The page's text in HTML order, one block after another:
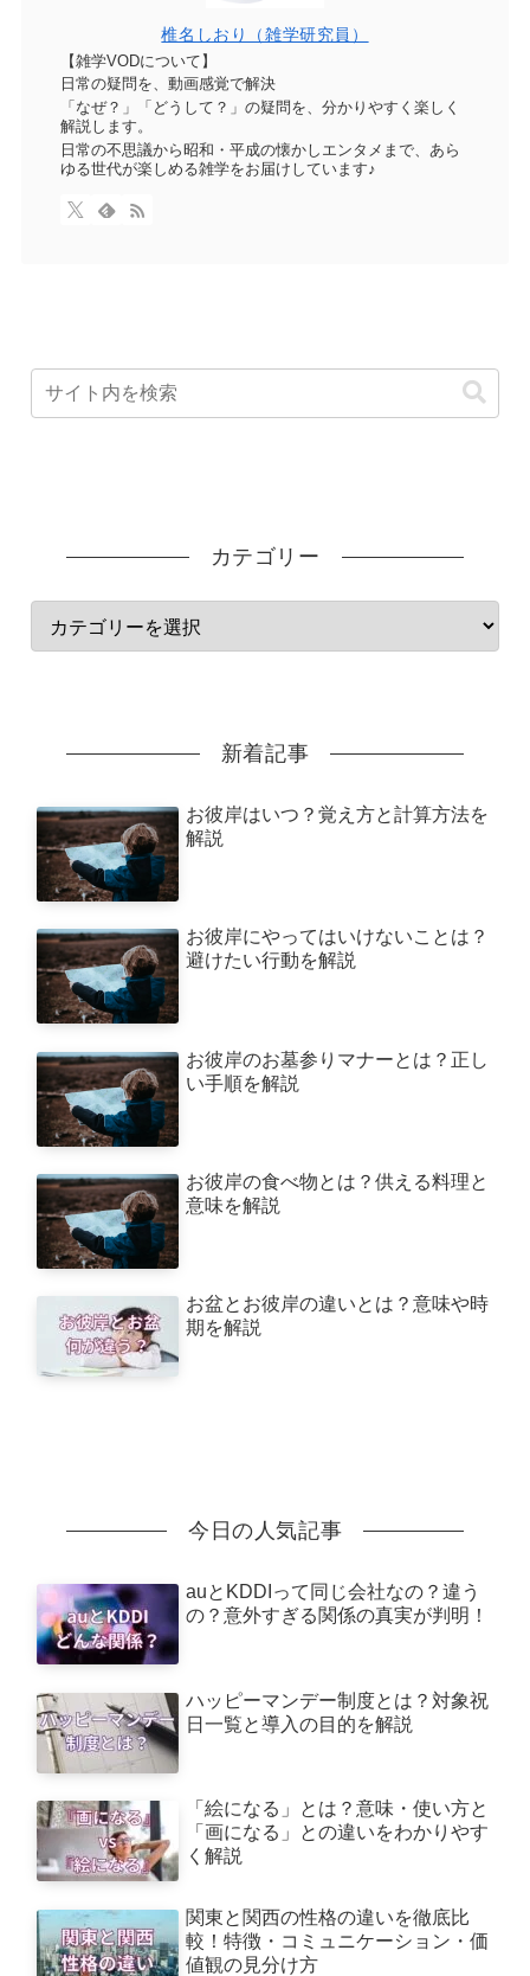
椎名しおり（雑学研究員）
【雑学VODについて】
日常の疑問を、動画感覚で解決
「なぜ？」「どうして？」の疑問を、分かりやすく楽しく
解説します。
日常の不思議から昭和・平成の懐かしエンタメまで、あら
ゆる世代が楽しめる雑学をお届けしています♪
カテゴリー
新着記事
お彼岸はいつ？覚え方と計算方法を
解説
お彼岸にやってはいけないことは？
避けたい行動を解説
お彼岸のお墓参りマナーとは？正し
い手順を解説
お彼岸の食べ物とは？供える料理と
意味を解説
お盆とお彼岸の違いとは？意味や時
期を解説
今日の人気記事
auとKDDIって同じ会社なの？違う
の？意外すぎる関係の真実が判明！
ハッピーマンデー制度とは？対象祝
日一覧と導入の目的を解説
「絵になる」とは？意味・使い方と
「画になる」との違いをわかりやす
く解説
関東と関西の性格の違いを徹底比
較！特徴・コミュニケーション・価
値観の見分け方